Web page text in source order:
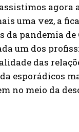
agora
uma vez, a
da pandemia
um dos
das
esporádicos
no meio da